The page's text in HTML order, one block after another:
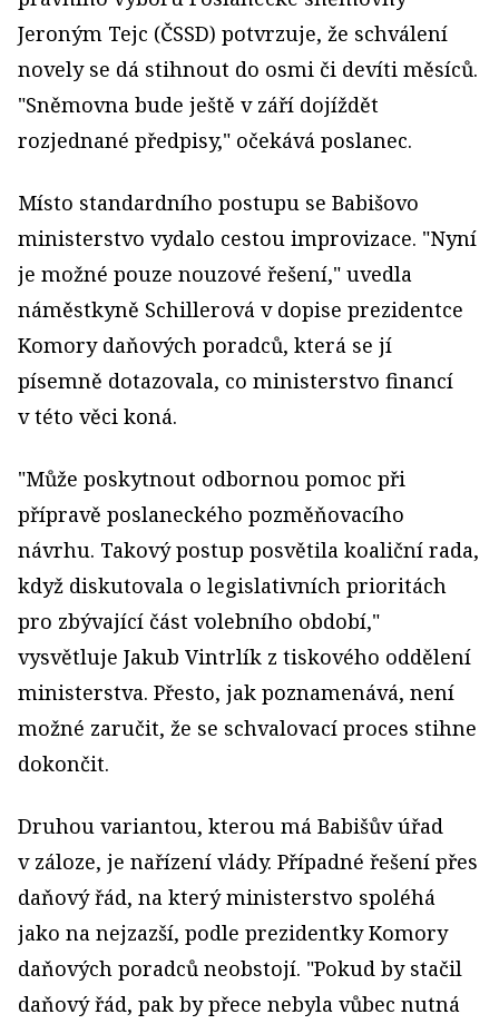
Jeroným Tejc (ČSSD) potvrzuje, že schválení
novely se dá stihnout do osmi či devíti měsíců.
"Sněmovna bude ještě v září dojíždět
rozjednané předpisy," očekává poslanec.
Místo standardního postupu se Babišovo
ministerstvo vydalo cestou improvizace. "Nyní
je možné pouze nouzové řešení," uvedla
náměstkyně Schillerová v dopise prezidentce
Komory daňových poradců, která se jí
písemně dotazovala, co ministerstvo financí
v této věci koná.
"Může poskytnout odbornou pomoc při
přípravě poslaneckého pozměňovacího
návrhu. Takový postup posvětila koaliční rada,
když diskutovala o legislativních prioritách
pro zbývající část volebního období,"
vysvětluje Jakub Vintrlík z tiskového oddělení
ministerstva. Přesto, jak poznamenává, není
možné zaručit, že se schvalovací proces stihne
dokončit.
Druhou variantou, kterou má Babišův úřad
v záloze, je nařízení vlády. Případné řešení přes
daňový řád, na který ministerstvo spoléhá
jako na nejzazší, podle prezidentky Komory
daňových poradců neobstojí. "Pokud by stačil
daňový řád, pak by přece nebyla vůbec nutná